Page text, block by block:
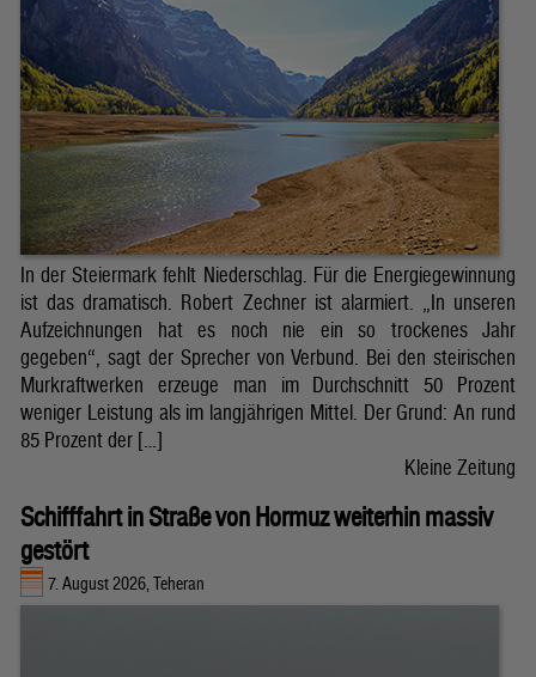
In der Steiermark fehlt Niederschlag. Für die Energiegewinnung
ist das dramatisch. Robert Zechner ist alarmiert. „In unseren
Aufzeichnungen hat es noch nie ein so trockenes Jahr
gegeben“, sagt der Sprecher von Verbund. Bei den steirischen
Murkraftwerken erzeuge man im Durchschnitt 50 Prozent
weniger Leistung als im langjährigen Mittel. Der Grund: An rund
85 Prozent der […]
Kleine Zeitung
Schifffahrt in Straße von Hormuz weiterhin massiv
gestört
7. August 2026, Teheran